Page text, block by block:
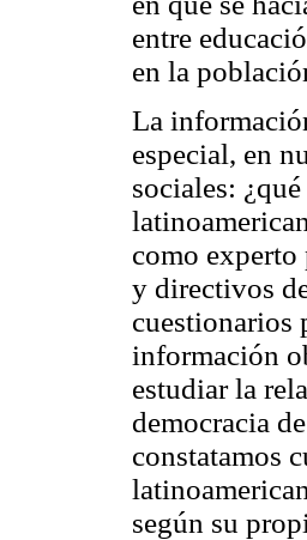
entre
en la
La
especial, en
sociales:
como experto
y directivos
cuestionarios
información
estudiar la
democracia
constatamos
según su